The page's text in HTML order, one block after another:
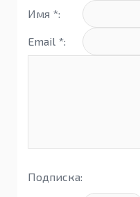
Имя *:
Email *:
Подписка: